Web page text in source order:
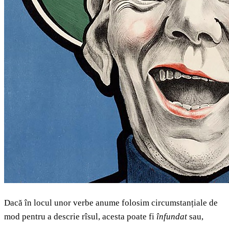
Dacă în locul unor verbe anume folosim circumstanțiale de
mod pentru a descrie rîsul, acesta poate fi înfundat sau,